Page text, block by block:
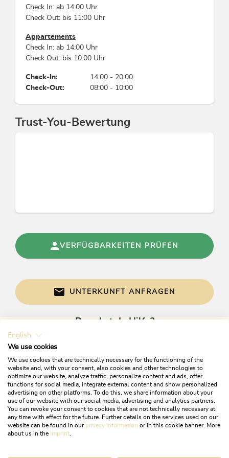
Photovoltaik, Windenergie, Geothermie,
Wärmepumpen etc., Alle Fenster sind doppelt
Energien
Brandschutzeinrichtungen, WiFi, Eigenes
Hofeigene Produkte, Bar, Aufenthaltsraum
Nichtraucher, Eigener Garten, Haustiere nicht
erlaubt
Wassereinsparung
Wiederaufbereitung oder Regenwasser-Nutzung,
Ausschließliche Verwendung von
Wiedereinsatz von Brauchwasser als
Bewässerung oder für Wärmegewinnung,
„Doppelspülung”)
Einrichtungen Camping
Lebensmittelversorgung / Shop,
Waschmaschine/Trockner gg. Entgelt, Hunde
erlaubt, Bügeltisch / Bügeleisen, Gasflaschen-
Verkauf, Babywaschraum, Wäschewaschbecken,
Familien-Einzelkabinen, Duschkabinen,
Check In: ab 14:00 Uhr
Check Out: bis 11:00 Uhr
Appartements
Check In: ab 14:00 Uhr
Check Out: bis 10:00 Uhr
Check-In:
14:00 - 20:00
Check-Out:
08:00 - 10:00
Trust-You-Bewertung
VERFÜGBARKEITEN PRÜFEN
UNTERKUNFT ANFRAGEN
Brauchst du Hilfe?
English
We use cookies
We use cookies that are technically necessary for the functioning of the
website and, with your consent, also cookies and other technologies to
optimize our website, analyze traffic, personalize content and ads, offer
functions for social media, integrate external content and show personalized
advertising on other platforms. To do this, we share information about your
use of our website with our social media, advertising and analytics partners.
You can revoke your consent to cookies that are not technically necessary at
any time with effect for the future. Further details on the services used on our
website can be found in our privacy information or in this cookie banner. More
about us in the imprint